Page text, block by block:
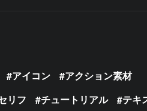
アイコン
アクション素材
リフ チュートリアル
テキ